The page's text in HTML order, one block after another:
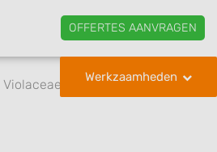
OFFERTES AANVRAGEN
Werkzaamheden
Violaceae Viooltje